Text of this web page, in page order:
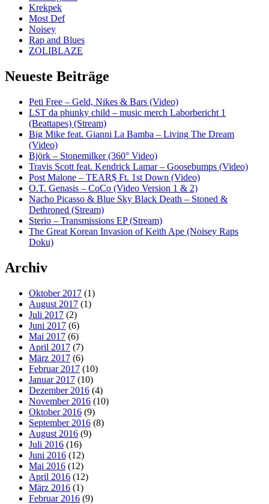
Krekpek
Most Def
Noisey
Rap and Blues
ZOLIBLAZE
Neueste Beiträge
Peti Free – Geld, Nikes & Bars (Video)
LST da phunky child – music merch Laborbericht 1
(Beattapes) (Stream)
Big Mike feat. Gianni La Bamba – Living The Dream
(Video)
Björk – Stonemilker (360° Video)
Travis Scott feat. Kendrick Lamar – Goosebumps (Video)
Post Malone – TEAR$ Ft. 1st Down (Video)
O.T. Genasis – CoCo (Video Version 1 & 2)
Nacho Picasso & Blue Sky Black Death – Stoned &
Dethroned (Stream)
Sterio – Transmissions EP (Stream)
The Great Korean Invasion of Keith Ape (Noisey Raps
Doku)
Archiv
Oktober 2017 (1)
August 2017 (1)
Juli 2017 (2)
Juni 2017 (6)
Mai 2017 (6)
April 2017 (7)
März 2017 (6)
Februar 2017 (10)
Januar 2017 (10)
Dezember 2016 (4)
November 2016 (10)
Oktober 2016 (9)
September 2016 (8)
August 2016 (9)
Juli 2016 (16)
Juni 2016 (12)
Mai 2016 (12)
April 2016 (12)
März 2016 (1)
Februar 2016 (9)